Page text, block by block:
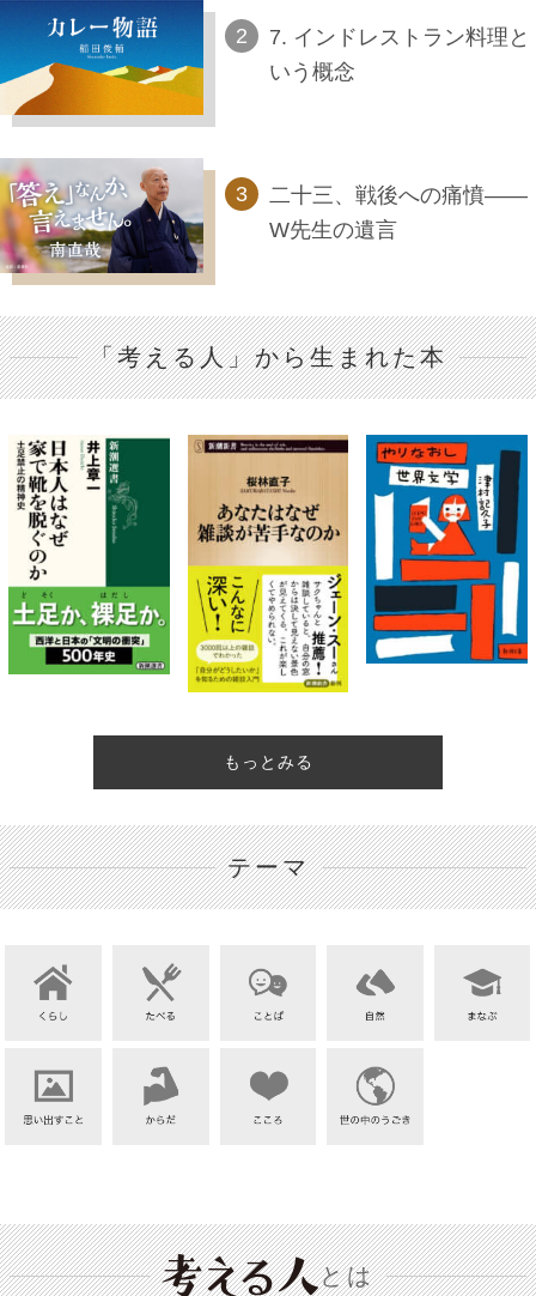
7. インドレストラン料理と
いう概念
二十三、戦後への痛憤――
W先生の遺言
「考える人」から生まれた本
もっとみる
テーマ
とは